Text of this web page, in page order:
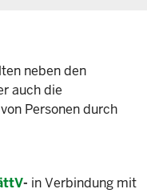
neben den
auch die
Personen durch
- in Verbindung mit